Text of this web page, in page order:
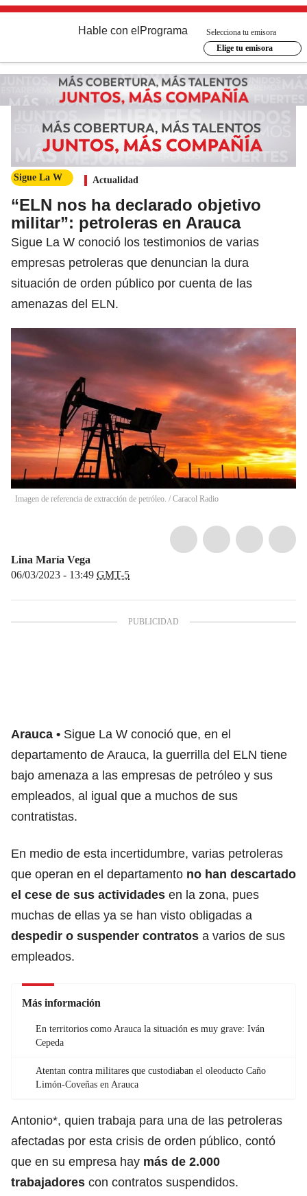
Hable con el Programa
Selecciona tu emisora
Elige tu emisora
Sigue La W Actualidad
“ELN nos ha declarado objetivo
militar”: petroleras en Arauca
Sigue La W conoció los testimonios de varias
empresas petroleras que denuncian la dura
situación de orden público por cuenta de las
amenazas del ELN.
Imagen de referencia de extracción de petróleo. / Caracol Radio
Lina María Vega
06/03/2023 - 13:49 GMT-5
Arauca
Sigue La W conoció que, en el
departamento de Arauca, la guerrilla del ELN tiene
bajo amenaza a las empresas de petróleo y sus
empleados, al igual que a muchos de sus
contratistas.
En medio de esta incertidumbre, varias petroleras
que operan en el departamento no han descartado
el cese de sus actividades en la zona, pues
muchas de ellas ya se han visto obligadas a
despedir o suspender contratos a varios de sus
empleados.
Más información
En territorios como Arauca la situación es muy grave: Iván
Cepeda
Atentan contra militares que custodiaban el oleoducto Caño
Limón-Coveñas en Arauca
Antonio*, quien trabaja para una de las petroleras
afectadas por esta crisis de orden público, contó
que en su empresa hay más de 2.000
trabajadores con contratos suspendidos.